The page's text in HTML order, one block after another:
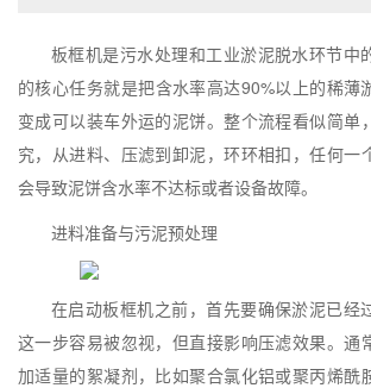
板框机是污水处理和工业淤泥脱水环节中
的核心任务就是把含水率高达90%以上的稀薄
变成可以装车外运的泥饼。整个流程看似简单
究，从进料、压滤到卸泥，环环相扣，任何一
会导致泥饼含水率不达标或者设备故障。
进料准备与污泥预处理
在启动板框机之前，首先要确保淤泥已经
这一步容易被忽视，但直接影响压滤效果。通
加适量的絮凝剂，比如聚合氯化铝或聚丙烯酰